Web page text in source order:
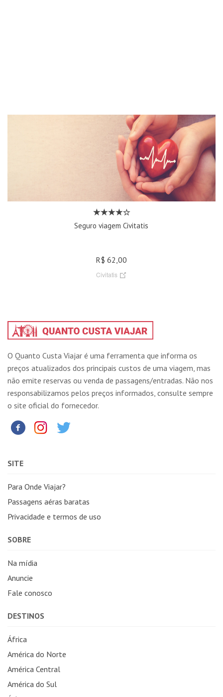
Seguro viagem Civitatis
R$ 62,00
Civitatis
O Quanto Custa Viajar é uma ferramenta que informa os
preços atualizados dos principais custos de uma viagem, mas
não emite reservas ou venda de passagens/entradas. Não nos
responsabilizamos pelos preços informados, consulte sempre
o site oficial do fornecedor.
SITE
Para Onde Viajar?
Passagens aéras baratas
Privacidade e termos de uso
SOBRE
Na mídia
Anuncie
Fale conosco
DESTINOS
África
América do Norte
América Central
América do Sul